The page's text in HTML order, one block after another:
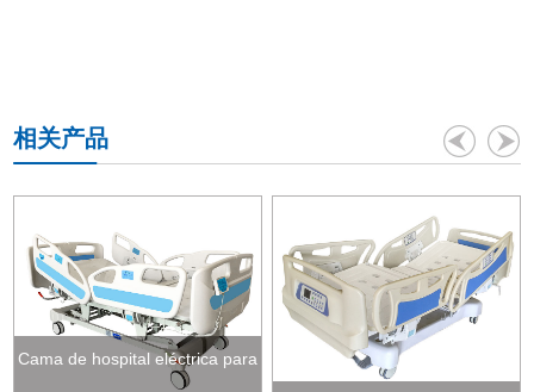
相关产品
Cama de hospital eléctrica para